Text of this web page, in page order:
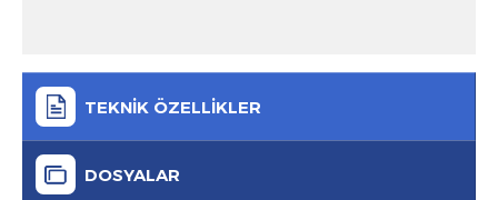
TEKNİK ÖZELLİKLER
DOSYALAR